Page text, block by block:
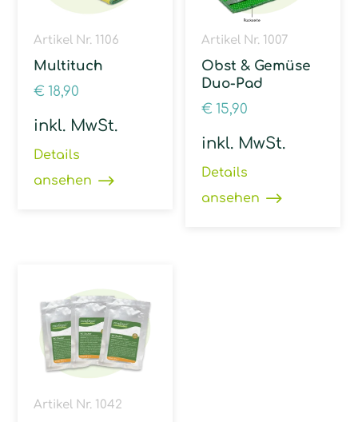
Artikel Nr. 1106
Multituch
€ 18,90
inkl. MwSt.
Details
ansehen
Artikel Nr. 1007
Obst & Gemüse
Duo-Pad
€ 15,90
inkl. MwSt.
Details
ansehen
Artikel Nr. 1042